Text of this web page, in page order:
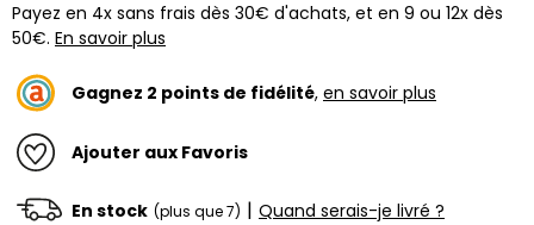
Payez en 4x sans frais dès 30€ d'achats, et en 9 ou 12x dès
50€. En savoir plus
Gagnez 2 points de fidélité, en savoir plus
Ajouter aux Favoris
En stock (plus que 7) | Quand serais-je livré ?